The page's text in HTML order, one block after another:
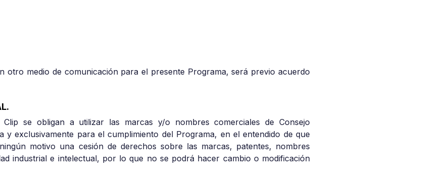
otro medio de comunicación para el presente Programa, será previo acuerdo
.
Clip se obligan a utilizar las marcas y/o nombres comerciales de Consejo
y exclusivamente para el cumplimiento del Programa, en el entendido de que
motivo una cesión de derechos sobre las marcas, patentes, nombres
industrial e intelectual, por lo que no se podrá hacer cambio o modificación